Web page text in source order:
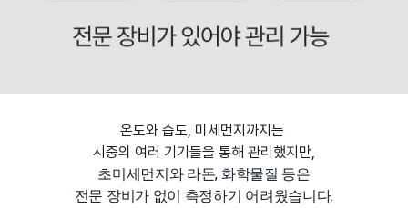
온도와 습도, 미세먼지까지는
시중의 여러 기기들을 통해 관리했지만,
초미세먼지와 라돈, 화학물질 등은
전문 장비가 없이 측정하기 어려웠습니다.